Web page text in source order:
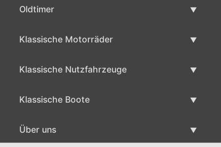
Oldtimer
Klassische Motorräder
Klassische Nutzfahrzeuge
Klassische Boote
Klassisches Boot verkaufen
Über uns